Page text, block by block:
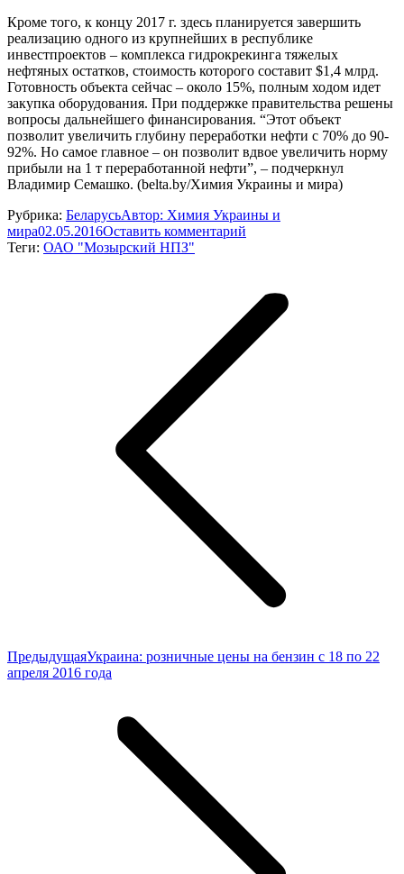
Кроме того, к концу 2017 г. здесь планируется завершить
реализацию одного из крупнейших в республике
инвестпроектов – комплекса гидрокрекинга тяжелых
нефтяных остатков, стоимость которого составит $1,4 млрд.
Готовность объекта сейчас – около 15%, полным ходом идет
закупка оборудования. При поддержке правительства решены
вопросы дальнейшего финансирования. “Этот объект
позволит увеличить глубину переработки нефти с 70% до 90-
92%. Но самое главное – он позволит вдвое увеличить норму
прибыли на 1 т переработанной нефти”, – подчеркнул
Владимир Семашко. (belta.by/Химия Украины и мира)
Рубрика: БеларусьАвтор: Химия Украины и
мира02.05.2016Оставить комментарий
Теги: ОАО "Мозырский НПЗ"
ПредыдущаяПредыдущая
запись:
Украина: розничные цены на бензин c 18 по 22
апреля 2016 года